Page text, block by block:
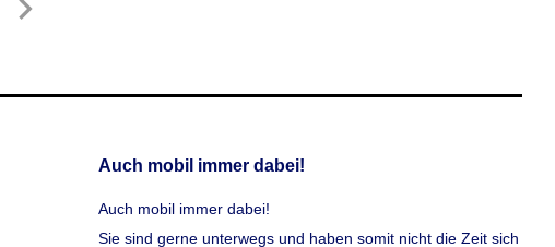
Auch mobil immer dabei!
Auch mobil immer dabei!
Sie sind gerne unterwegs und haben somit nicht die Zeit sich